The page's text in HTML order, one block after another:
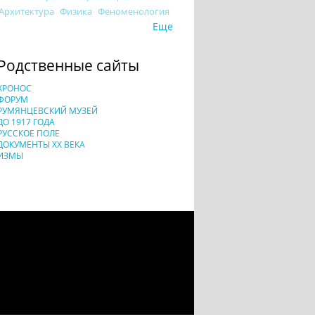
Физика Феноменология
Еще
сайты
МУЗЕЙ
1917 ГОДА
ПОЛЕ
XX ВЕКА